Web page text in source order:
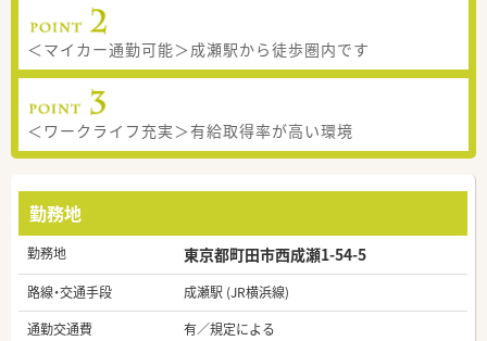
＜マイカー通勤可能＞成瀬駅から徒歩圏内です
＜ワークライフ充実＞有給取得率が高い環境
勤務地
勤務地 東京都町田市西成瀬1-54-5
路線・交通手段
成瀬駅 (JR横浜線)
通勤交通費
有／規定による